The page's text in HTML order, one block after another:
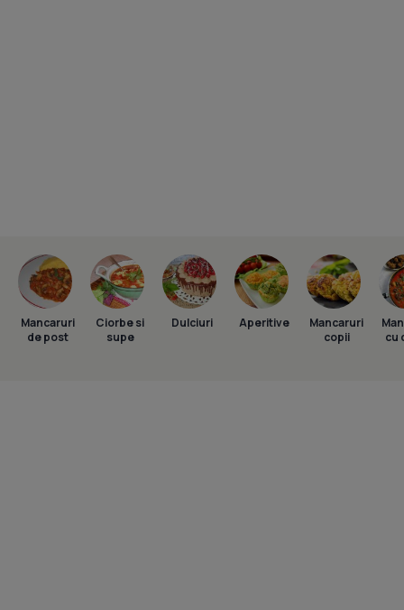
Mancaruri
de post
Ciorbe si
supe
Dulciuri Aperitive
Mancaruri
copii
cu